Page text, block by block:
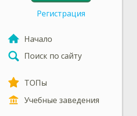
Регистрация
Начало
Поиск по сайту
ТОПы
Учебные заведения